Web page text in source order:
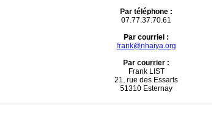
Par téléphone :
07.77.37.70.61
Par courriel :
frank@nhaiya.org
Par courrier :
Frank LIST
21, rue des Essarts
51310 Esternay